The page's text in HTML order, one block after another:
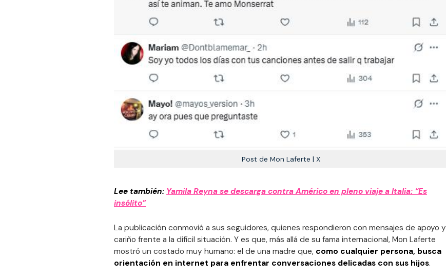
Post de Mon Laferte | X
Lee también: Yamila Reyna se descarga contra Américo en pleno viaje a Italia: “Es
insólito”
La publicación conmovió a sus seguidores, quienes respondieron con mensajes de apoyo y
cariño frente a la difícil situación. Y es que, más allá de su fama internacional, Mon Laferte
mostró un costado muy humano: el de una madre que, como cualquier persona, busca
orientación en internet para enfrentar conversaciones delicadas con sus hijos.